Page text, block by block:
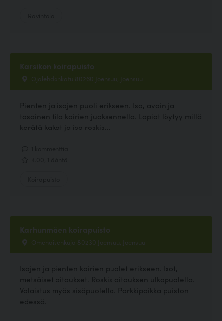
Karsikon koirapuisto
Ojalehdonkatu 80260 Joensuu, Joensuu
Pienten ja isojen puoli erikseen. Iso, avoin ja
tasainen tila koirien juoksennella. Lapiot löytyy millä
kerätä kakat ja iso roskis...
Karhunmäen koirapuisto
Omenaisenkuja 80230 Joensuu, Joensuu
Isojen ja pienten koirien puolet erikseen. Isot,
metsäiset aitaukset. Roskis aitauksen ulkopuolella.
Valaistus myös sisäpuolella. Parkkipaikka puiston
edessä.